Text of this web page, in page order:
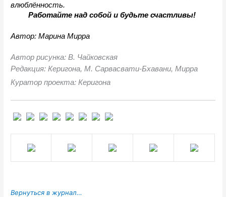
влюблённость.
Работайте над собой и будьте счастливы!
Автор: Марина Мирра
Автор рисунка: В. Чайковская
Редакция: Керигона, М. Сарвасвати-Бхавани, Мирра
Куратор проекта: Керигона
Вернуться в журнал…